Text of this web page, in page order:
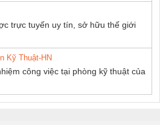
trực tuyến uy tín, sở hữu thế giới
Kỹ Thuật-HN
công việc tại phòng kỹ thuật của